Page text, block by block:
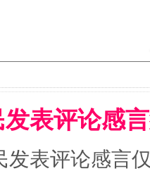
表评论感
发表评论感言